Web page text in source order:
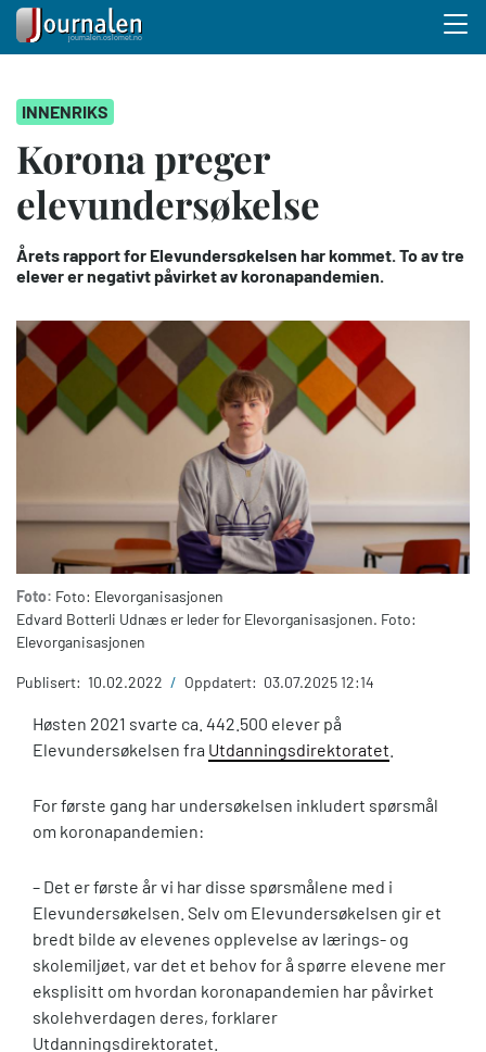
hovedinnhold
INNENRIKS
Korona preger
elevundersøkelse
Årets rapport for Elevundersøkelsen har kommet. To av tre
elever er negativt påvirket av koronapandemien.
Foto: Foto: Elevorganisasjonen
Edvard Botterli Udnæs er leder for Elevorganisasjonen. Foto:
Elevorganisasjonen
Publisert: 10.02.2022 / Oppdatert: 03.07.2025 12:14
Høsten 2021 svarte ca. 442.500 elever på
Elevundersøkelsen fra Utdanningsdirektoratet
For første gang har undersøkelsen inkludert spørsmål
om koronapandemien:
– Det er første år vi har disse spørsmålene med i
Elevundersøkelsen. Selv om Elevundersøkelsen gir et
bredt bilde av elevenes opplevelse av lærings- og
skolemiljøet, var det et behov for å spørre elevene mer
eksplisitt om hvordan koronapandemien har påvirket
skolehverdagen deres, forklarer
Utdanningsdirektoratet.